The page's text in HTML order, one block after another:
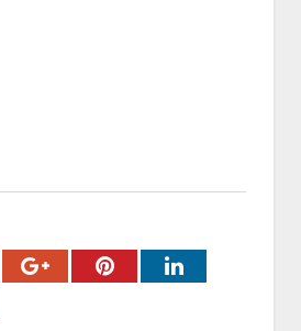
Google+PinterestLinkedIn